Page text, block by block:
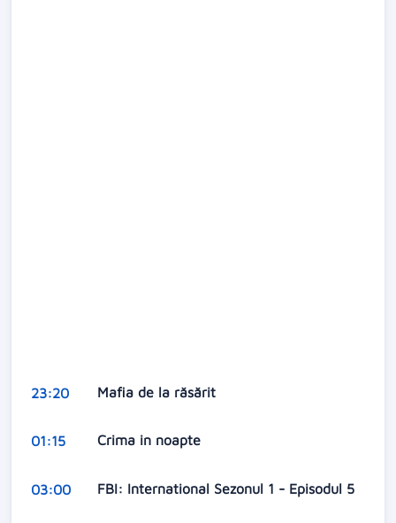
23:20 Mafia de la răsărit
01:15 Crima in noapte
03:00 FBI: International Sezonul 1 - Episodul 5